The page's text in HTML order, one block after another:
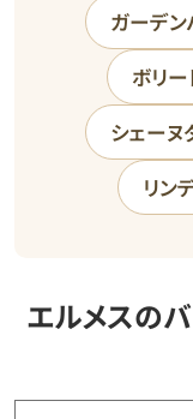
ガーデン
ボリー
シェーヌ
リン
エルメスの